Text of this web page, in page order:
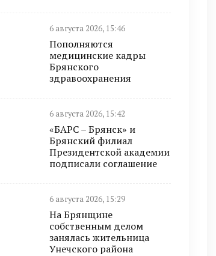
6 августа 2026, 15:46
Пополняются
медицинские кадры
Брянского
здравоохранения
6 августа 2026, 15:42
«БАРС – Брянск» и
Брянский филиал
Президентской академии
подписали соглашение
6 августа 2026, 15:29
На Брянщине
собственным делом
занялась жительница
Унечского района